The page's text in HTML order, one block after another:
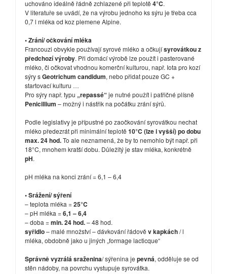
uchováno ideálně řádně zchlazené při teplotě 4°C.
V literatuře se uvádí, že na výrobu jednoho ks sýru je třeba cca
0,7 l mléka od koz plemene Alpine.
• Zrání/ očkování mléka
Francouzi obvykle používají syrové mléko a očkujísyrovátkou z
předchozí výroby. Při domácí výrobě lze použít i pasterované
mléko, či očkovat vhodnou komerční kulturou, např. Iota pro kozí
sýry sGeotrichum candidum, nebo přidat pouze GC +
startovací kulturu …
Pro sýry např. typu „repassé“je nutné použít i patřičné plísně
Penicillium – možný i nástřik na počátku zrání sýrů.
Podle legislativy je přípustné po zaočkování syrovátkou nechat
mléko předezrát při minimální teplotě 10°C (lze i vyšší) po dobu
max. 24 hod.To ale neznamená, že by to nemohlo být např. při
18°C, mnohem kratší dobu. Důležitý je stav mléka, konkrétně
pH.
pH mléka na konci zrání = 6,1 – 6,4
• Srážení/ sýření
– teplota mléka =25°C
– pH mléka =6,1 – 6,4
– doba =min. 24 hod.– 48 hod.
syřidlo– malé množství – dávkování řádově v kapkách/ l
mléka, obdobně jako u jiných „formage lacticque“
Správně vyzrálá sraženina/ sýřenina je pevná, odděluje se od
stěn nádoby, na povrchu vystupuje syrovátka.